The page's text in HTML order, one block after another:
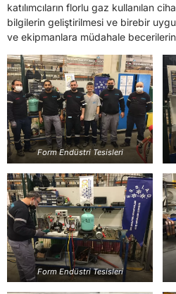
katılımcıların florlu gaz kullanılan
bilgilerin geliştirilmesi ve birebir
ve ekipmanlara müdahale
Form Endüstri Tesisleri
Form Endüstri Tesisleri